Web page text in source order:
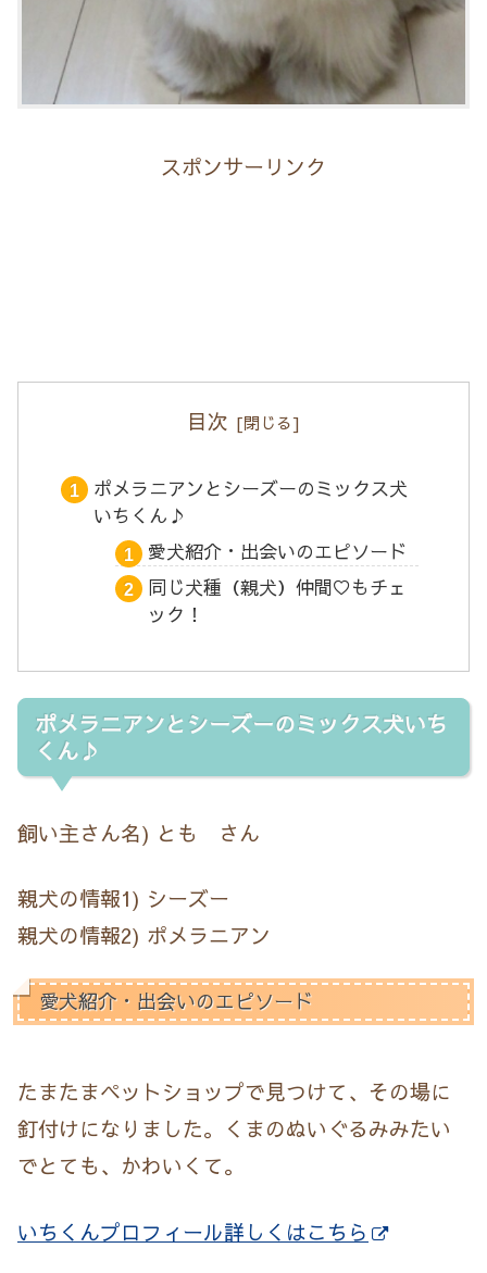
スポンサーリンク
目次
ポメラニアンとシーズーのミックス犬
いちくん♪
愛犬紹介・出会いのエピソード
同じ犬種（親犬）仲間♡もチェ
ック！
ポメラニアンとシーズーのミックス犬いち
くん♪
飼い主さん名) とも さん
親犬の情報1) シーズー
親犬の情報2) ポメラニアン
愛犬紹介・出会いのエピソード
たまたまペットショップで見つけて、その場に
釘付けになりました。くまのぬいぐるみみたい
でとても、かわいくて。
いちくんプロフィール詳しくはこちら